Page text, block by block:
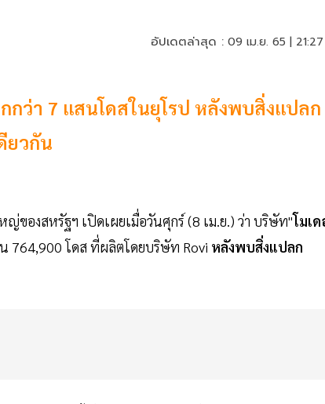
อัปเดตล่าสุด : 09 เม.ย. 65 |
กว่า 7 แสนโดสในยุโรป หลังพบสิ่งแปลก
ยวกัน
ญ่ของสหรัฐฯ เปิดเผยเมื่อวันศุกร์ (8 เม.ย.) ว่า บริษัท"โมเ
764,900 โดส ที่ผลิตโดยบริษัท Rovi หลังพบสิ่งแปลก